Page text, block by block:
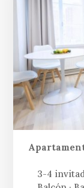
3-4